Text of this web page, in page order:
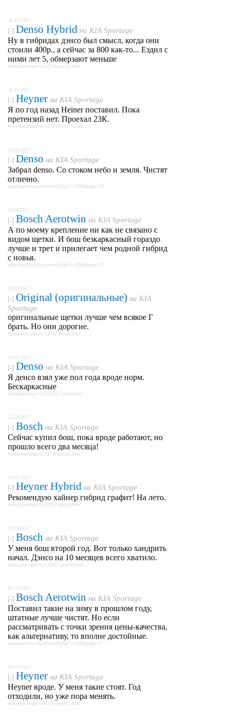
26.10.2017
[-] Denso Hybrid на KIA Sportage
Ну в гибридах дэнсо был смысл, когда они
стоили 400р., а сейчас за 800 как-то... Ездил с
ними лет 5, обмерзают меньше
mykiasportage.ru/12746-post6.html
26.10.2017
[-] Heyner на KIA Sportage
Я по год назад Heiner поставил. Пока
претензий нет. Проехал 23К.
mykiasportage.ru/181543-post7.html
23.10.2017
[-] Denso на KIA Sportage
Забрал denso. Со стоком небо и земля. Чистят
отлично.
sportage4.ru/showthread.php?t=438&page=14
19.10.2017
[-] Bosch Aerotwin на KIA Sportage
А по моему крепление ни как не связано с
видом щетки. И бош безкаркасный гораздо
лучше и трет и прилегает чем родной гибрид
с новья.
sportage4.ru/showthread.php?t=438&page=12
18.10.2017
[-] Original (оригинальные) на KIA
Sportage
оригинальные щетки лучше чем всякое Г
брать. Но они дорогие.
mykiasportage.ru/20762-post9.html
16.10.2017
[-] Denso на KIA Sportage
Я денсо взял уже пол года вроде норм.
Бескаркасные
mykiasportage.ru/253267-post2.html
15.10.2017
[-] Bosch на KIA Sportage
Сейчас купил бош, пока вроде работают, но
прошло всего два месяца!
mykiasportage.ru/12745-post5.html
12.10.2017
[-] Heyner Hybrid на KIA Sportage
Рекомендую хайнер гибрид графит! На лето.
mykiasportage.ru/20761-post8.html
10.10.2017
[-] Bosch на KIA Sportage
У меня бош второй год. Вот только хандрить
начал. Дэнсо на 10 месяцев всего хватило.
mykiasportage.ru/132357-post4.html
05.10.2017
[-] Bosch Aerotwin на KIA Sportage
Поставил такие на зиму в прошлом году,
штатные лучше чистят. Но если
рассматривать с точки зрения цены-качества,
как альтернативу, то вполне достойные.
sportage4.ru/showthread.php?t=438&page=7
04.10.2017
[-] Heyner на KIA Sportage
Heyner вроде. У меня такие стоят. Год
отходили, но уже пора менять.
mykiasportage.ru/85753-post7.html